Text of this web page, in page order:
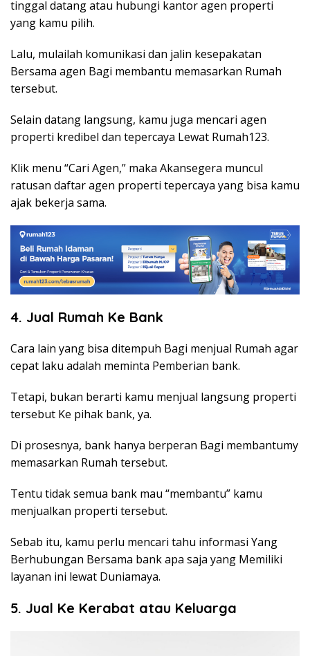
tinggal datang atau hubungi kantor agen properti
yang kamu pilih.
Lalu, mulailah komunikasi dan jalin kesepakatan
Bersama agen Bagi membantu memasarkan Rumah
tersebut.
Selain datang langsung, kamu juga mencari agen
properti kredibel dan tepercaya Lewat Rumah123.
Klik menu “Cari Agen,” maka Akansegera muncul
ratusan daftar agen properti tepercaya yang bisa kamu
ajak bekerja sama.
4. Jual Rumah Ke Bank
Cara lain yang bisa ditempuh Bagi menjual Rumah agar
cepat laku adalah meminta Pemberian bank.
Tetapi, bukan berarti kamu menjual langsung properti
tersebut Ke pihak bank, ya.
Di prosesnya, bank hanya berperan Bagi membantumy
memasarkan Rumah tersebut.
Tentu tidak semua bank mau “membantu” kamu
menjualkan properti tersebut.
Sebab itu, kamu perlu mencari tahu informasi Yang
Berhubungan Bersama bank apa saja yang Memiliki
layanan ini lewat Duniamaya.
5. Jual Ke Kerabat atau Keluarga